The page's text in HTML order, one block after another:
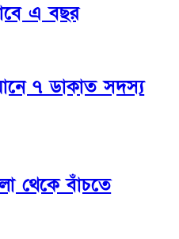
এ বছর
৭ ডাকাত সদস্য
থেকে বাঁচতে